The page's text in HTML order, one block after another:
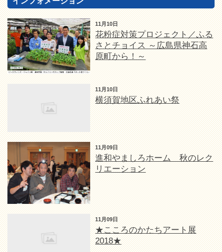
11月10日
花粉症対策プロジェクト／ふる
さとチョイス ～広島県神石高
原町から！～
11月10日
横須賀地区ふれあい祭
11月09日
進和やましろホーム 秋のレク
リエーション
11月09日
★こころのかたちアート展
2018★